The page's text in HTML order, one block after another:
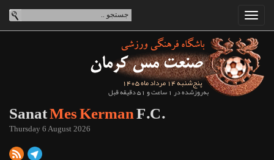
پنج‌شنبه 14 مرداد ماه 1405
به‌روزشده در 1 ساعت و 51 دقیقه قبل
SanatMes KermanF.C.
Thursday 6 August 2026